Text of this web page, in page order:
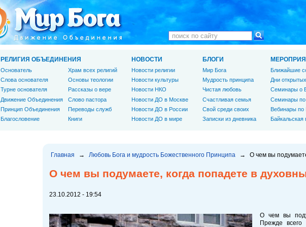
Главная → Любовь Бога и мудрость Божественного Принципа → О чем вы
О чем вы подумаете, когда попадете в
23.10.2012 - 19:54
О чем вы
Прежде
РЕЛИГИЯ ОБЪЕДИНЕНИЯ
Основатель
Слова основателя
Турне основателя
Движение Объединения
Принцип Объединения
Благословение
Храм всех религий
Основы теологии
Рассказы о вере
Слово пастора
Переводы служб
Книги
НОВОСТИ
Новости религии
Новости культуры
Новости НКО
Новости ДО в Москве
Новости ДО в России
Новости ДО в мире
БЛОГИ
Мир Бога
Мудрость принципа
Чистая любовь
Счастливая семья
Свой среди своих
Записки из дневника
Ближайшие
Дни
Семинары о
Семинары
Вебинары по
Байкальская